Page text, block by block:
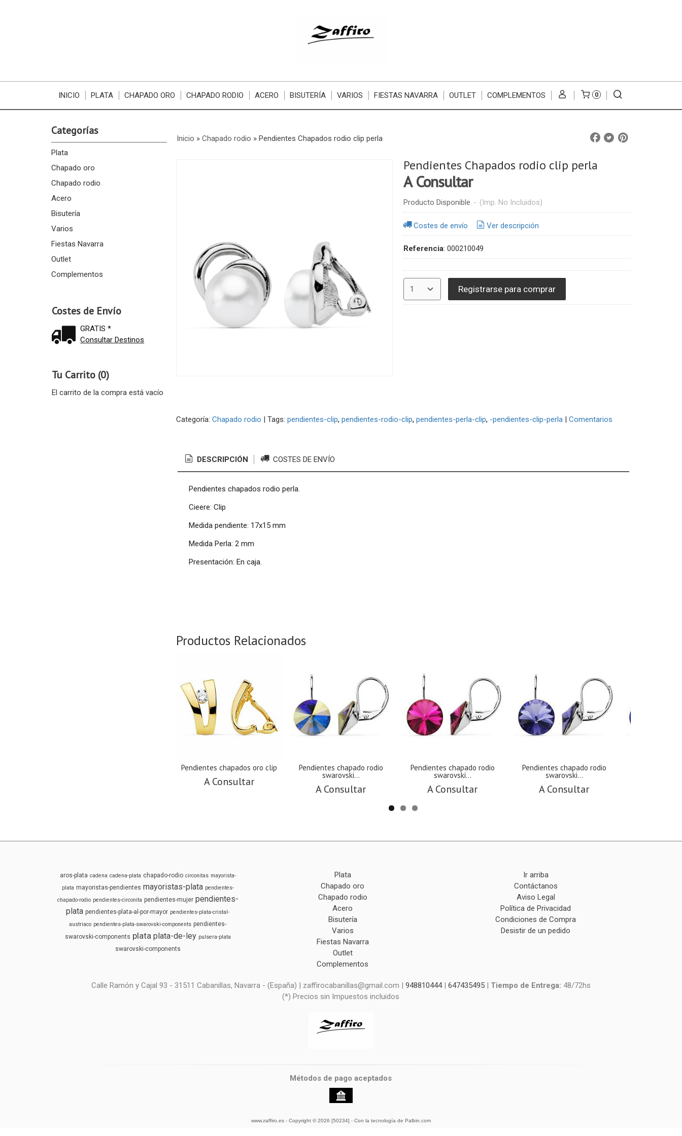
INICIO PLATA CHAPADO ORO CHAPADO RODIO ACERO BISUTERÍA VARIOS FIESTAS NAVARRA OUTLET COMPLEMENTOS 0
Categorías
Plata
Chapado oro
Chapado rodio
Acero
Bisutería
Varios
Fiestas Navarra
Outlet
Complementos
Costes de Envío
GRATIS *
Consultar Destinos
Tu Carrito (0)
El carrito de la compra está vacío
Inicio » Chapado rodio » Pendientes Chapados rodio clip perla
Pendientes Chapados rodio clip perla
A Consultar
Producto Disponible - (Imp. No Incluidos)
Costes de envío Ver descripción
Referencia: 000210049
Registrarse para comprar
Categoría: Chapado rodio | Tags: pendientes-clip pendientes-rodio-clip pendientes-perla-clip -pendientes-clip-perla | Comentarios
DESCRIPCIÓN COSTES DE ENVÍO
Pendientes chapados rodio perla.
Cieere: Clip
Medida pendiente: 17x15 mm
Medida Perla: 2 mm
Presentación: En caja.
Productos Relacionados
Pendientes chapados oro clip
A Consultar
Pendientes chapado rodio
swarovski...
A Consultar
Pendientes chapado rodio
swarovski...
A Consultar
Pendientes chapado rodio
swarovski...
A Consultar
aros-plata cadena cadena-plata chapado-rodio circonitas mayorista-
plata mayoristas-pendientes mayoristas-plata pendientes-
chapado-rodio pendientes-circonita pendientes-mujer pendientes-
plata pendientes-plata-al-por-mayor pendientes-plata-cristal-
austriaco pendientes-plata-swarovski-components pendientes-
swarovski-components plata plata-de-ley pulsera-plata
swarovski-components
Plata
Chapado oro
Chapado rodio
Acero
Bisutería
Varios
Fiestas Navarra
Outlet
Complementos
Ir arriba
Contáctanos
Aviso Legal
Política de Privacidad
Condiciones de Compra
Desistir de un pedido
Calle Ramón y Cajal 93 - 31511 Cabanillas, Navarra - (España) | zaffirocabanillas@gmail.com | 948810444| 647435495| Tiempo de Entrega: 48/72hs
(*) Precios sin Impuestos incluidos
Métodos de pago aceptados
www.zaffiro.es- Copyright © 2026 [50234] - Con la tecnología de Palbin.com